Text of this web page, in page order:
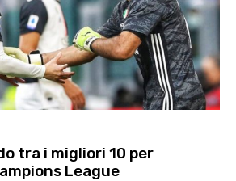
tra i migliori 10 per
League